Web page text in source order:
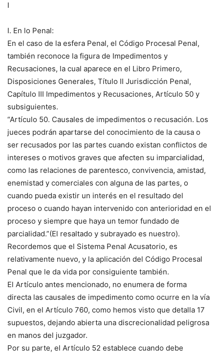
I
I. En lo Penal:
En el caso de la esfera Penal, el Código Procesal Penal,
también reconoce la figura de Impedimentos y
Recusaciones, la cual aparece en el Libro Primero,
Disposiciones Generales, Título II Jurisdicción Penal,
Capítulo III Impedimentos y Recusaciones, Artículo 50 y
subsiguientes.
“Artículo 50. Causales de impedimentos o recusación. Los
jueces podrán apartarse del conocimiento de la causa o
ser recusados por las partes cuando existan conflictos de
intereses o motivos graves que afecten su imparcialidad,
como las relaciones de parentesco, convivencia, amistad,
enemistad y comerciales con alguna de las partes, o
cuando pueda existir un interés en el resultado del
proceso o cuando hayan intervenido con anterioridad en el
proceso y siempre que haya un temor fundado de
parcialidad.”(El resaltado y subrayado es nuestro).
Recordemos que el Sistema Penal Acusatorio, es
relativamente nuevo, y la aplicación del Código Procesal
Penal que le da vida por consiguiente también.
El Artículo antes mencionado, no enumera de forma
directa las causales de impedimento como ocurre en la vía
Civil, en el Artículo 760, como hemos visto que detalla 17
supuestos, dejando abierta una discrecionalidad peligrosa
en manos del juzgador.
Por su parte, el Artículo 52 establece cuando debe